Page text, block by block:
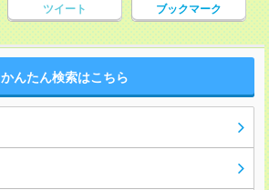
ツイート ブックマーク
かんたん検索はこちら